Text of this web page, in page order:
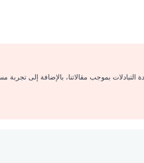
بموجب مقالاتنا، بالإضافة إلى تجربة